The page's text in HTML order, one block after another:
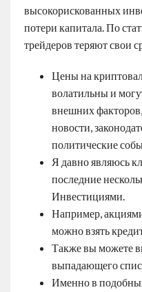
высокорискованных
потери капитала. По
трейдеров теряют свои
Цены на
волатильны и
внешних
новости,
политические
Я давно являюсь
последние
Инвестициями.
Например,
можно взять
Также вы можете
выпадающего
Именно в